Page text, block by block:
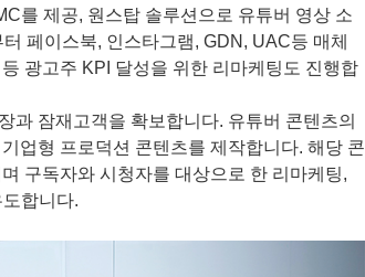
를 제공, 원스탑 솔루션으로 유튜버 영상 소
페이스북, 인스타그램, GDN, UAC등 매체
광고주 KPI 달성을 위한 리마케팅도 진행합
과 잠재고객을 확보합니다. 유튜버 콘텐츠의
업형 프로덕션 콘텐츠를 제작합니다. 해당 콘
구독자와 시청자를 대상으로 한 리마케팅,
합니다.